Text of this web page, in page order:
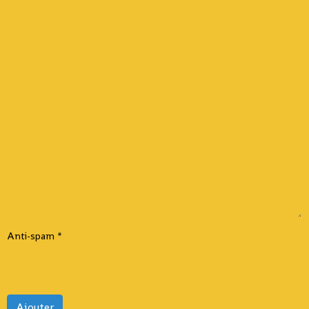
Anti-spam